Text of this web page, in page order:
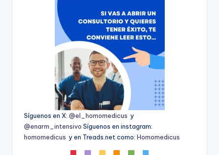
Síguenos en X: @el_homomedicus y
@enarm_intensivo Síguenos en instagram:
homomedicus y en Treads.net como: Homomedicus